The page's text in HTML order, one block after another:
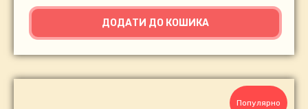
ДОДАТИ ДО КОШИКА
Популярно